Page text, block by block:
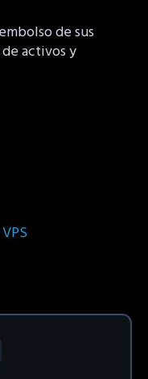
de sus
activos y